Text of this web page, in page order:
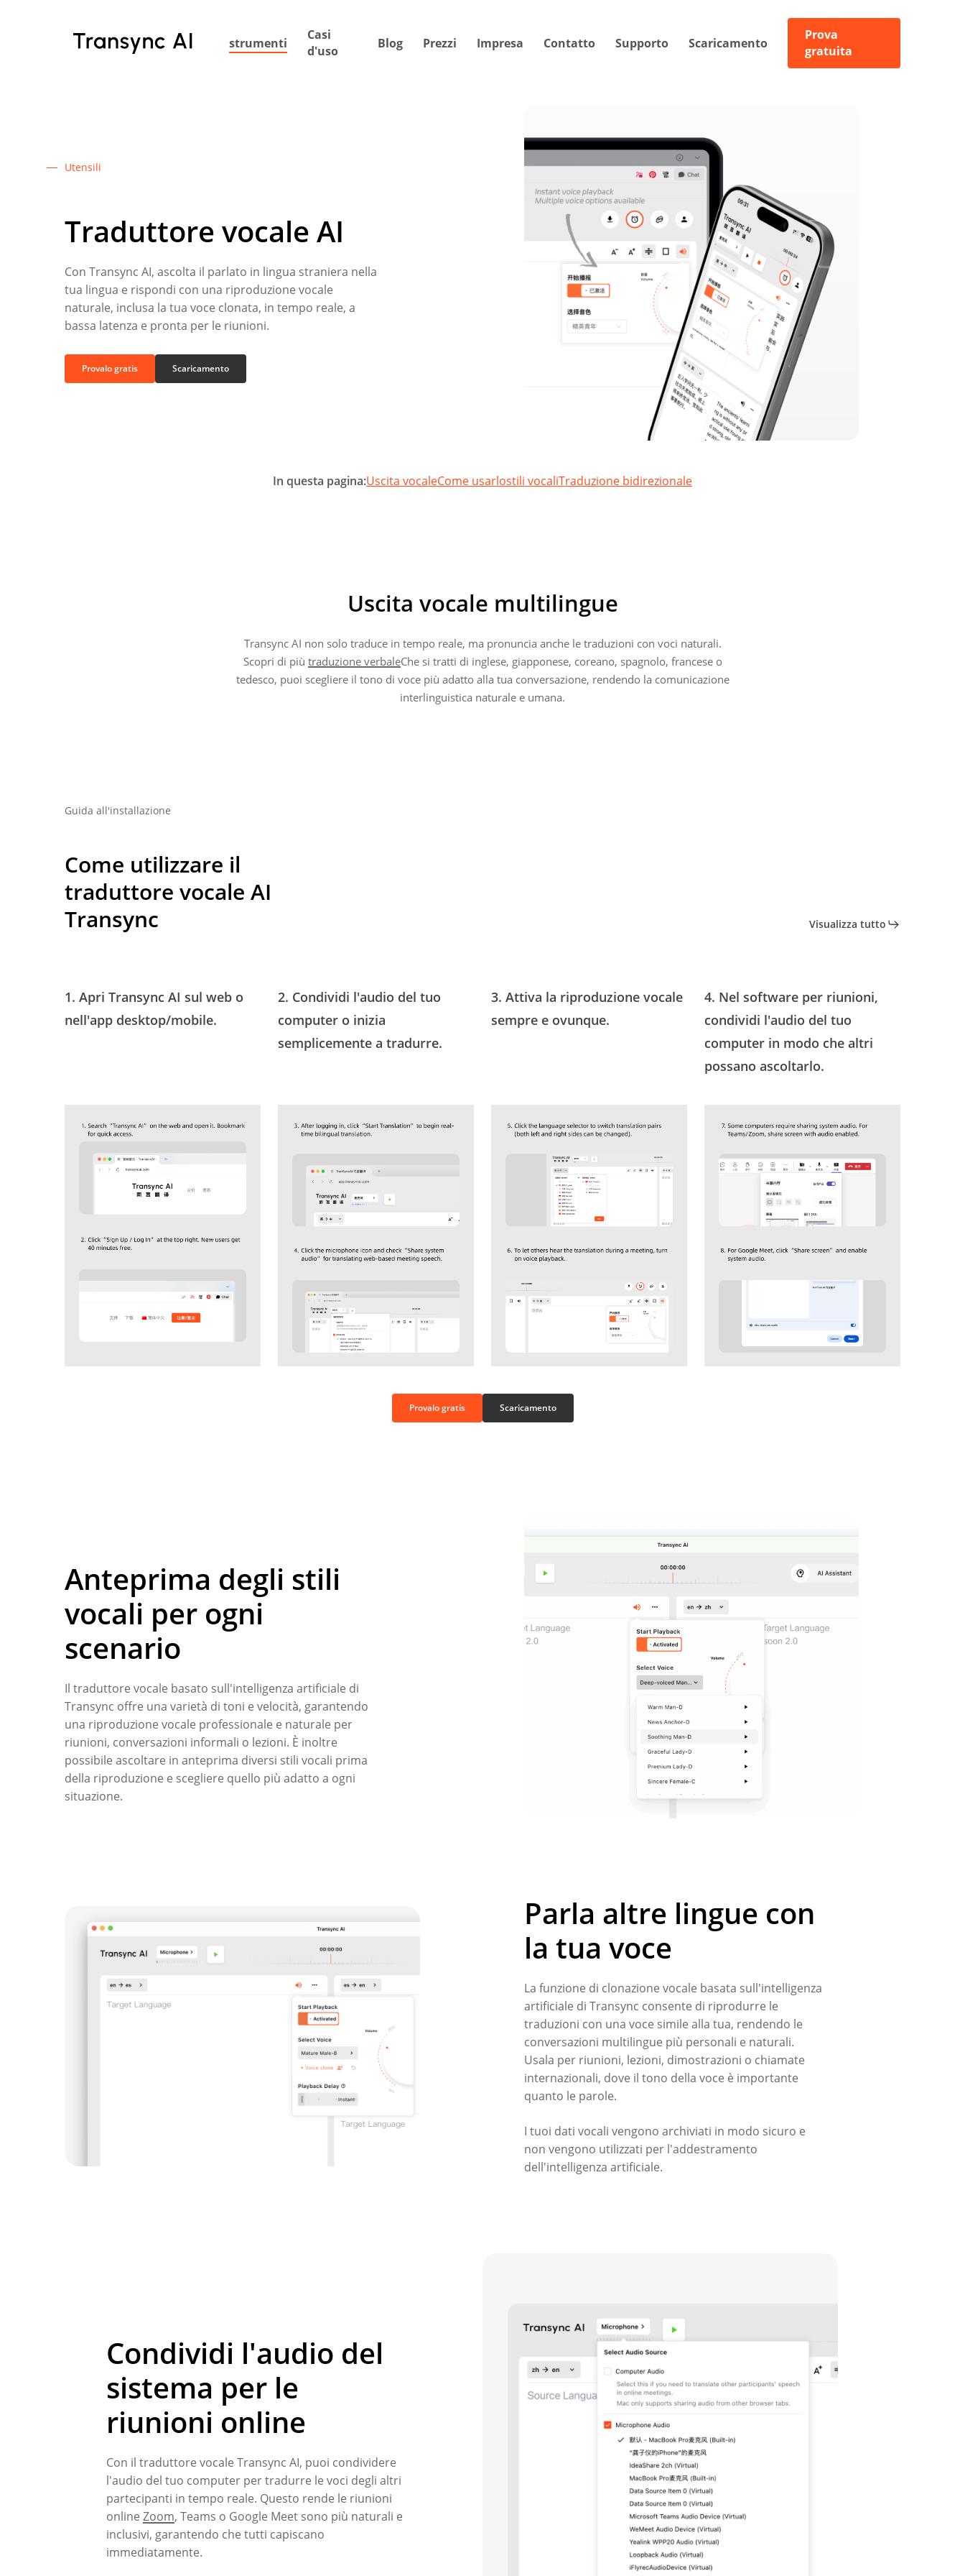
strumenti
Casi
d'uso
Blog Prezzi Impresa Contatto Supporto Scaricamento
Prova
gratuita
Utensili
Traduttore vocale AI
Con Transync AI, ascolta il parlato in lingua straniera nella
tua lingua e rispondi con una riproduzione vocale
naturale, inclusa la tua voce clonata, in tempo reale, a
bassa latenza e pronta per le riunioni.
Provalo gratis Scaricamento
In questa pagina:Uscita vocaleCome usarlostili vocaliTraduzione bidirezionale
Uscita vocale multilingue
Transync AI non solo traduce in tempo reale, ma pronuncia anche le traduzioni con voci naturali.
Scopri di più traduzione verbaleChe si tratti di inglese, giapponese, coreano, spagnolo, francese o
tedesco, puoi scegliere il tono di voce più adatto alla tua conversazione, rendendo la comunicazione
interlinguistica naturale e umana.
Guida all'installazione
Come utilizzare il
traduttore vocale AI
Transync
Visualizza tutto
1. Apri Transync AI sul web o
nell'app desktop/mobile.
2. Condividi l'audio del tuo
computer o inizia
semplicemente a tradurre.
3. Attiva la riproduzione vocale
sempre e ovunque.
4. Nel software per riunioni,
condividi l'audio del tuo
computer in modo che altri
possano ascoltarlo.
Provalo gratis Scaricamento
Anteprima degli stili
vocali per ogni
scenario
Il traduttore vocale basato sull'intelligenza artificiale di
Transync offre una varietà di toni e velocità, garantendo
una riproduzione vocale professionale e naturale per
riunioni, conversazioni informali o lezioni. È inoltre
possibile ascoltare in anteprima diversi stili vocali prima
della riproduzione e scegliere quello più adatto a ogni
situazione.
Parla altre lingue con
la tua voce
La funzione di clonazione vocale basata sull'intelligenza
artificiale di Transync consente di riprodurre le
traduzioni con una voce simile alla tua, rendendo le
conversazioni multilingue più personali e naturali.
Usala per riunioni, lezioni, dimostrazioni o chiamate
internazionali, dove il tono della voce è importante
quanto le parole.
I tuoi dati vocali vengono archiviati in modo sicuro e
non vengono utilizzati per l'addestramento
dell'intelligenza artificiale.
Condividi l'audio del
sistema per le
riunioni online
Con il traduttore vocale Transync AI, puoi condividere
l'audio del tuo computer per tradurre le voci degli altri
partecipanti in tempo reale. Questo rende le riunioni
onlineZoom, Teams o Google Meet sono più naturali e
inclusivi, garantendo che tutti capiscano
immediatamente.